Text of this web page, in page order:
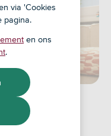
regelen
via 'Cookies
pagina.
en ons
.